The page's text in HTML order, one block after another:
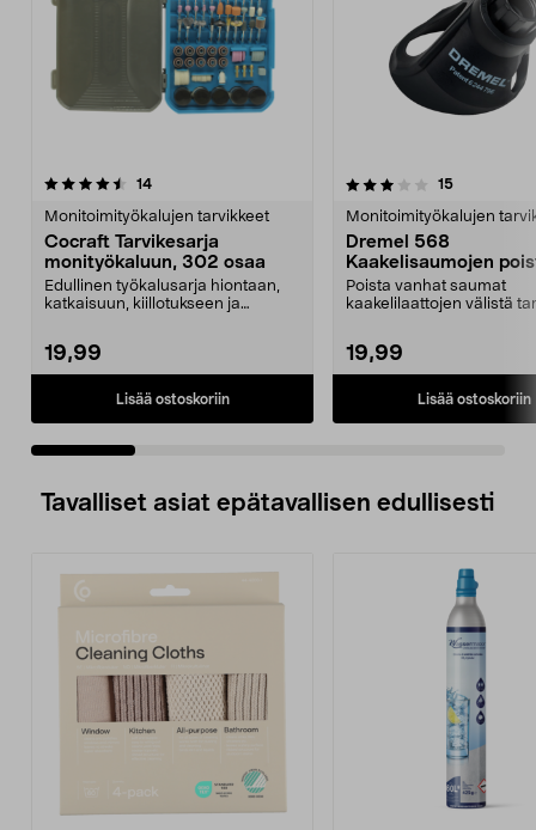
14arvostelut
Monitoimityökalujen tarvikkeet
Cocraft Tarvikesarja
monityökaluun, 302 osaa
Edullinen työkalusarja hiontaan,
katkaisuun, kiillotukseen ja
19,99
Lisää ostoskoriin
3.5 viidestä
15arvostelut
Monitoimityökalujen
Dremel 568
Kaakelisaumojen
2 osaa
Poista vanhat saumat
kaakelilaattojen välistä
19,99
Lisää ostoskoriin
4.0 viidestä
Tavalliset asiat epätavallisen edullisesti